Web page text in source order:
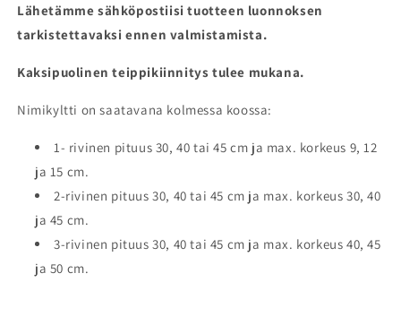
Lähetämme sähköpostiisi tuotteen luonnoksen
tarkistettavaksi ennen valmistamista.
Kaksipuolinen teippikiinnitys tulee mukana.
Nimikyltti on saatavana kolmessa koossa:
1- rivinen pituus 30, 40 tai 45 cm ja max. korkeus 9, 12
ja 15 cm.
2-rivinen pituus 30, 40 tai 45 cm ja max. korkeus 30, 40
ja 45 cm.
3-rivinen pituus 30, 40 tai 45 cm ja max. korkeus 40, 45
ja 50 cm.